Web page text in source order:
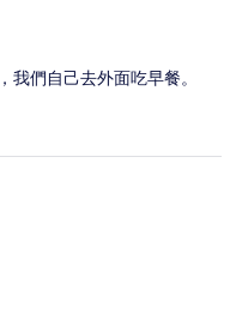
們自己去外面吃早餐。